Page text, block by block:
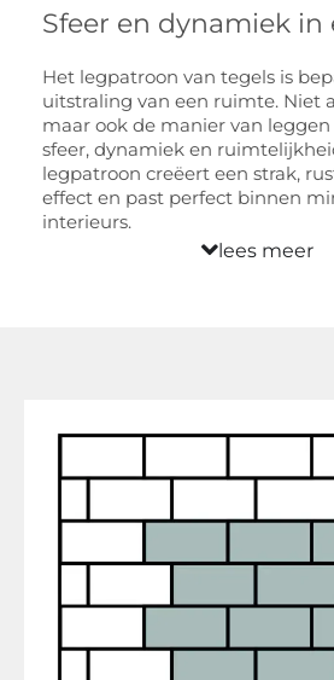
Sfeer en dynamiek
Het legpatroon van tegels is
uitstraling van een ruimte. Niet
maar ook de manier van
sfeer, dynamiek en
legpatroon creëert een strak,
effect en past perfect binnen
interieurs.